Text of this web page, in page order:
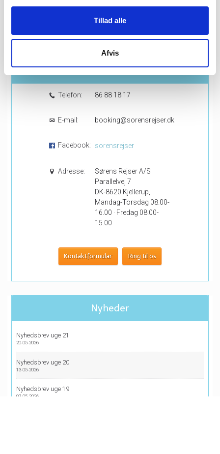
Tillad alle
Afvis
Kontakt os
Telefon: 86 88 18 17
E-mail: booking@sorensrejser.dk
Facebook: sorensrejser
Adresse:
Sørens Rejser A/S
Parallelvej 7
DK-8620 Kjellerup,
Mandag-Torsdag 08.00-
16.00 · Fredag 08.00-
15.00
Kontaktformular Ring til os
Nyheder
Nyhedsbrev uge 21
20-05-2026
Nyhedsbrev uge 20
13-05-2026
Nyhedsbrev uge 19
07-05-2026